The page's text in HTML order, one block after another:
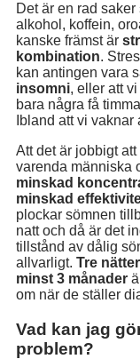
Det är en rad
alkohol, koffein,
kanske främst är
kombination.
kan antingen vara
insomni, eller att
bara några få
Ibland att vi
Att det är jobbigt
varenda människa
minskad
minskad
plockar sömnen
natt och då är det
tillstånd av dålig
allvarligt. Tre
minst 3 månader
om när de ställer
Vad kan jag
problem?